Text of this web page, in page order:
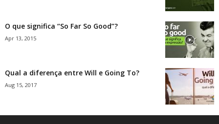
O que significa “So Far So Good”?
Apr 13, 2015
Qual a diferença entre Will e Going To?
Aug 15, 2017